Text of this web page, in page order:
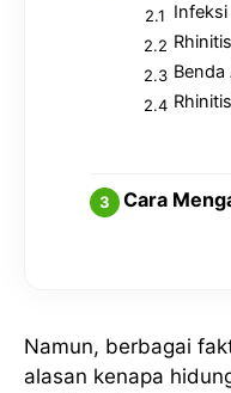
Infeksi
Benda
Cara
Namun, berbagai
alasan kenapa